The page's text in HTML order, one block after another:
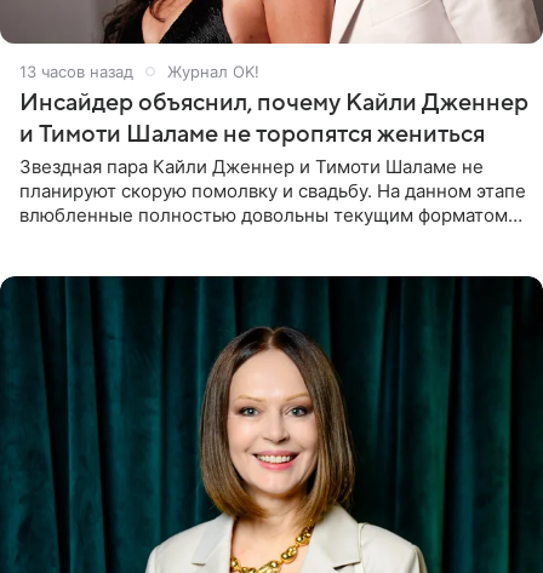
13 часов назад Журнал OK!
Инсайдер объяснил, почему Кайли Дженнер
и Тимоти Шаламе не торопятся жениться
Звездная пара Кайли Дженнер и Тимоти Шаламе не
планируют скорую помолвку и свадьбу. На данном этапе
влюбленные полностью довольны текущим форматом